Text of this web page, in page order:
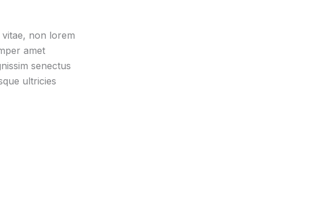
non lorem
amet
senectus
ultricies